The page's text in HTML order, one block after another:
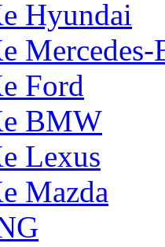
Hyundai
Mercedes-
Ford
BMW
Lexus
Mazda